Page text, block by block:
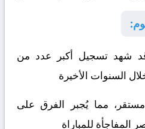
شهد تسجيل أكبر عدد من
السنوات الأخيرة
مما يُجبر الفرق على
للمباراة